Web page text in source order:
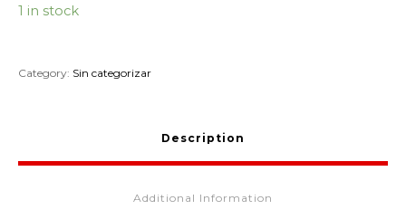
1 in stock
Category: Sin categorizar
Description
Additional Information